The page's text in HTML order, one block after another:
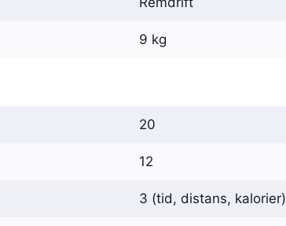
9 kg
20
12
3 (tid, distans, kalorier)